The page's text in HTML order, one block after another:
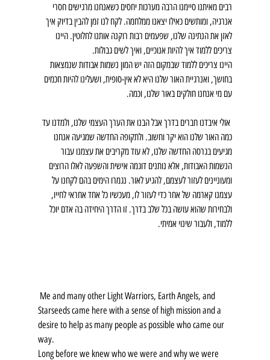
רבים מאיתנו סיימנו הרבה מערכות יחסים כשאנחנו מרגישים חסרי
אנרגיה, ומותשים כאילו יצאנו ממלחמה. לקח לנו זמן להבין בדיוק איך
לאזן את הנתינה שלנו, שפעמים רבות רוקנה אותנו לחלוטין. היינו
צריכים ללמוד איך להיות אנוכיים, ואיך לשים גבולות.
היינו צריכים ללמוד שבמקום הזה יש המון נשמות אבודות שנמצאות
בחושך, ואנרגיית האור שלנו היא לא אין-סופית, ושעלינו להיות חכמים
עם מי אנחנו חולקים באור שלנו, וכמה.
אולי איבדנו חברים בדרך אבל הבנו את הערך העצמי שלנו, ולמדנו עד
כמה האור שלנו הוא יקר וחשוב. ולתקופה החדשה שמגיעה אנחנו
מגיעים בגרסה החדשה שלנו, לא עוד מקריבים את עצמנו עבור
הנשמות האבודות, אלא נותנים דוגמה אישית והשפעה לאלו הרוצים
ומעוניינים לעזור לעצמם, להגיע לאור. נגמרו הימים בהם לקחנו על
עצמנו קארמה של אחר כדי לעזור לו, מעכשיו כל אחד אחראי לחייו,
ולבחירות שהוא עושה בכל שלב בדרך. זו הדרך היחידה בה אדם יוכל
ללמוד, ולעבור שינוי אמיתי.
Starseeds came here with a sense of high mission and a
desire to help as many people as possible who came our
way.
Long before we knew who we were and why we were